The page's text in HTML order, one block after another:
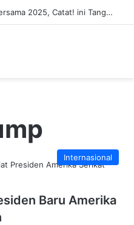
Pemerintah Tetapkan Cuti Bersama 2025, Catat! ini Tanggalnya
Internasional
Baru Amerika